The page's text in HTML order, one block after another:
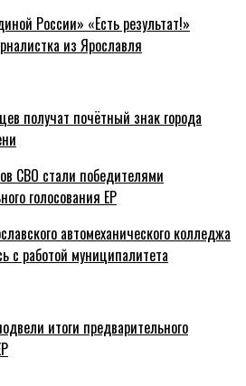
России» «Есть результат!»
из Ярославля
получат почётный знак города
СВО стали победителями
голосования ЕР
автомеханического колледжа
с работой муниципалитета
итоги предварительного